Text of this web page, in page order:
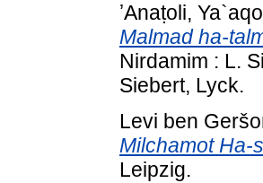
ʼAnaṭoli,
Malmad ha-
Nirdamim : L.
Siebert, Lyck.
Levi ben
Milchamot Ha-
Leipzig.